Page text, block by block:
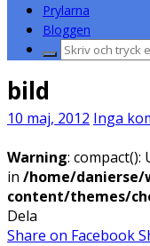
Prylarna
Bloggen
Sök
bild
10 maj, 2012 Inga
Warning: compact():
in /home/danierse/
content/themes/
Dela
Share on Facebook